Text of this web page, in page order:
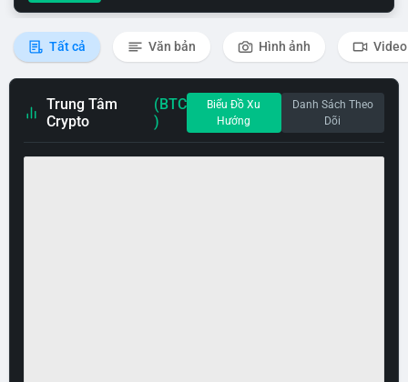
Tất cả Văn bản Hình ảnh Video
Trung Tâm
Crypto
(BTC
)
Biểu Đồ Xu
Hướng
Danh Sách Theo
Dõi